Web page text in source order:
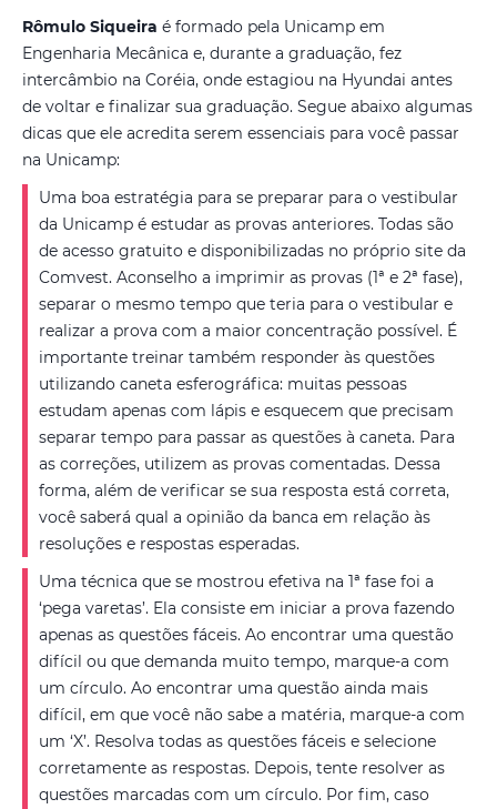
Rômulo Siqueira é formado pela Unicamp em
Engenharia Mecânica e, durante a graduação, fez
intercâmbio na Coréia, onde estagiou na Hyundai antes
de voltar e finalizar sua graduação. Segue abaixo algumas
dicas que ele acredita serem essenciais para você passar
na Unicamp:
Uma boa estratégia para se preparar para o vestibular
da Unicamp é estudar as provas anteriores. Todas são
de acesso gratuito e disponibilizadas no próprio site da
Comvest. Aconselho a imprimir as provas (1ª e 2ª fase),
separar o mesmo tempo que teria para o vestibular e
realizar a prova com a maior concentração possível. É
importante treinar também responder às questões
utilizando caneta esferográfica: muitas pessoas
estudam apenas com lápis e esquecem que precisam
separar tempo para passar as questões à caneta. Para
as correções, utilizem as provas comentadas. Dessa
forma, além de verificar se sua resposta está correta,
você saberá qual a opinião da banca em relação às
resoluções e respostas esperadas.
Uma técnica que se mostrou efetiva na 1ª fase foi a
‘pega varetas’. Ela consiste em iniciar a prova fazendo
apenas as questões fáceis. Ao encontrar uma questão
difícil ou que demanda muito tempo, marque-a com
um círculo. Ao encontrar uma questão ainda mais
difícil, em que você não sabe a matéria, marque-a com
um ‘X’. Resolva todas as questões fáceis e selecione
corretamente as respostas. Depois, tente resolver as
questões marcadas com um círculo. Por fim, caso